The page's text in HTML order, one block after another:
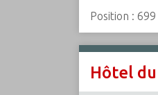
Position : 699
Hôtel